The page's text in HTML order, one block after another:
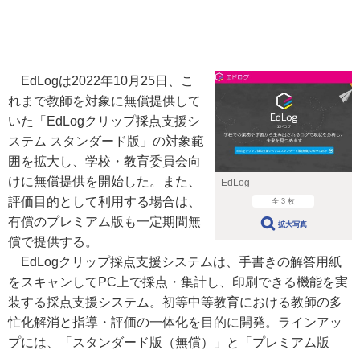
EdLog
全 3 枚
拡大写真
EdLogは2022年10月25日、こ
れまで教師を対象に無償提供して
いた「EdLogクリップ採点支援シ
ステム スタンダード版」の対象範
囲を拡大し、学校・教育委員会向
けに無償提供を開始した。また、
評価目的として利用する場合は、
有償のプレミアム版も一定期間無
償で提供する。
EdLogクリップ採点支援システムは、手書きの解答用紙
をスキャンしてPC上で採点・集計し、印刷できる機能を実
装する採点支援システム。初等中等教育における教師の多
忙化解消と指導・評価の一体化を目的に開発。ラインアッ
プには、「スタンダード版（無償）」と「プレミアム版